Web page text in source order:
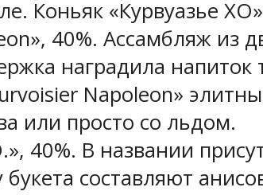
Коньяк «Курвуазье
40%. Ассамбляж из
наградила напиток
Napoleon»
или просто со льдом.
40%. В названии
составляют